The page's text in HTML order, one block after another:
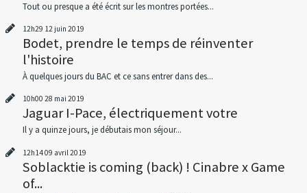
Tout ou presque a été écrit sur les montres portées...
12h29 12 juin 2019
Bodet, prendre le temps de réinventer
l'histoire
À quelques jours du BAC et ce sans entrer dans des...
10h00 28 mai 2019
Jaguar I-Pace, électriquement votre
Il y a quinze jours, je débutais mon séjour...
12h1409 avril 2019
Soblacktie is coming (back) ! Cinabre x Game
of...